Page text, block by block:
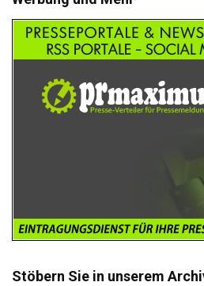
Stöbern Sie in unserem